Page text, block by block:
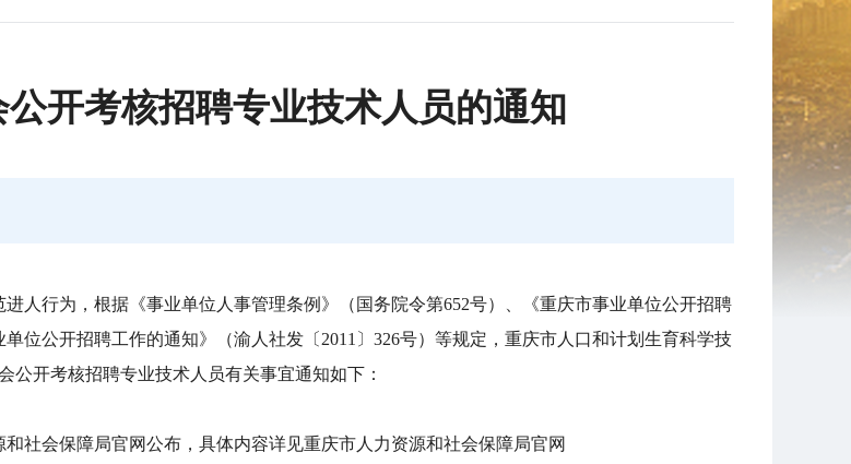
开考核招聘专业技术人员的通知
人行为，根据《事业单位人事管理条例》（国务院令第652号）、《重庆市事业单位公开招聘
位公开招聘工作的通知》（渝人社发〔2011〕326号）等规定，重庆市人口和计划生育科学技
开考核招聘专业技术人员有关事宜通知如下：
社会保障局官网公布，具体内容详见重庆市人力资源和社会保障局官网